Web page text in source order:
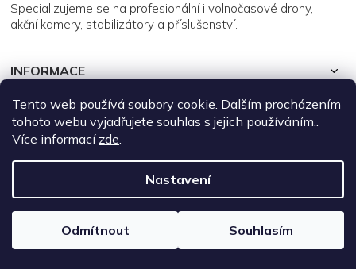
Tento web používá soubory cookie. Dalším procházením
tohoto webu vyjadřujete souhlas s jejich používáním..
Více informací zde.
Nastavení
Odmítnout Souhlasím
Specializujeme se na profesionální i volnočasové drony,
akční kamery, stabilizátory a příslušenství.
INFORMACE
MŮJ ÚČET
Copyright 2026DroneRepublic.cz. Všechna práva vyhrazena.
Upravit nastavení cookies